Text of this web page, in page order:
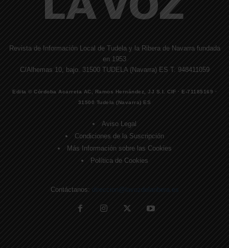
Revista de Información Local de Tudela y la Ribera de Navarra fundada
en 1953
C/Alhemas 10, bajo. 31500 TUDELA (Navarra) ES T. 948411059
Edita © Córdoba Acarreta AC, Ramos Hernández, JJ S.I. CIF · E-71185169 ·
31500 Tudela (Navarra) ES
Aviso Legal
Condiciones de la Suscripción
Más Información sobre las Cookies
Política de Cookies
Contáctanos: direccion@lavozdelaribera.es